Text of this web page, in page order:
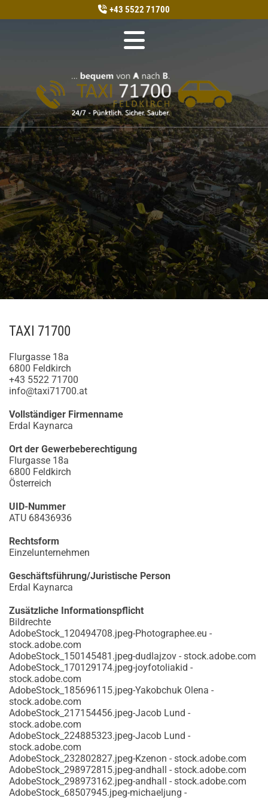
 +43 5522 71700
TAXI 71700
Flurgasse 18a
6800 Feldkirch
+43 5522 71700
info@taxi71700.at
Vollständiger Firmenname
Erdal Kaynarca
Ort der Gewerbeberechtigung
Flurgasse 18a
6800 Feldkirch
Österreich
UID-Nummer
ATU 68436936
Rechtsform
Einzelunternehmen
Geschäftsführung/Juristische Person
Erdal Kaynarca
Zusätzliche Informationspflicht
Bildrechte
AdobeStock_120494708.jpeg-Photographee.eu -
stock.adobe.com
AdobeStock_150145481.jpeg-dudlajzov - stock.adobe.com
AdobeStock_170129174.jpeg-joyfotoliakid -
stock.adobe.com
AdobeStock_185696115.jpeg-Yakobchuk Olena -
stock.adobe.com
AdobeStock_217154456.jpeg-Jacob Lund -
stock.adobe.com
AdobeStock_224885323.jpeg-Jacob Lund -
stock.adobe.com
AdobeStock_232802827.jpeg-Kzenon - stock.adobe.com
AdobeStock_298972815.jpeg-andhall - stock.adobe.com
AdobeStock_298973162.jpeg-andhall - stock.adobe.com
AdobeStock_68507945.jpeg-michaeljung -